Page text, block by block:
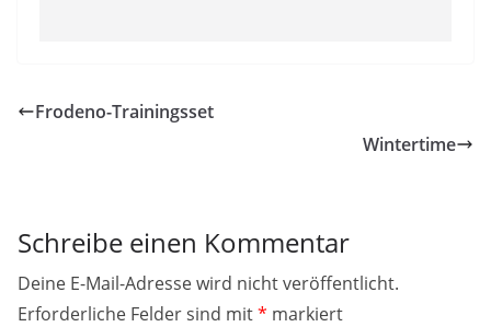
Frodeno-Trainingsset
Wintertime
Schreibe einen Kommentar
Deine E-Mail-Adresse wird nicht veröffentlicht.
Erforderliche Felder sind mit* markiert